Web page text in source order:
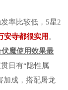
率比较低，5星2
安寺都很实用 。
魔使用效果最
日有“隐性属
加成，搭配屠龙